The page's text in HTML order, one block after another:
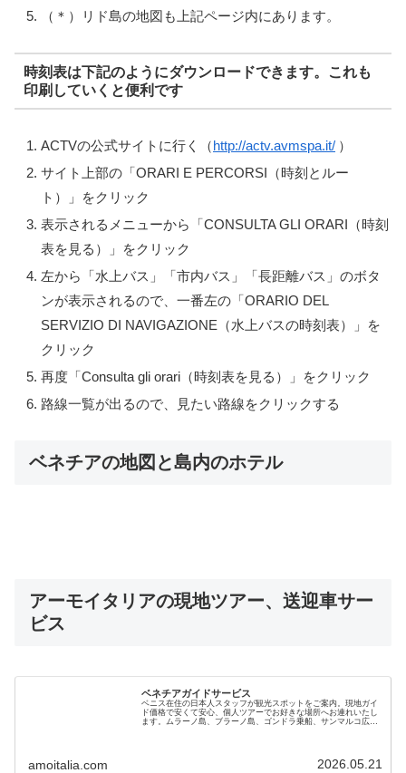
（＊）リド島の地図も上記ページ内にあります。
時刻表は下記のようにダウンロードできます。これも
印刷していくと便利です
ACTVの公式サイトに行く（http://actv.avmspa.it/ ）
サイト上部の「ORARI E PERCORSI（時刻とルー
ト）」をクリック
表示されるメニューから「CONSULTA GLI ORARI（時刻
表を見る）」をクリック
左から「水上バス」「市内バス」「長距離バス」のボタ
ンが表示されるので、一番左の「ORARIO DEL
SERVIZIO DI NAVIGAZIONE（水上バスの時刻表）」を
クリック
再度「Consulta gli orari（時刻表を見る）」をクリック
路線一覧が出るので、見たい路線をクリックする
ベネチアの地図と島内のホテル
アーモイタリアの現地ツアー、送迎車サー
ビス
ベネチアガイドサービス
ベニス在住の日本人スタッフが観光スポットをご案内。現地ガイ
ド価格で安くて安心、個人ツアーでお好きな場所へお連れいたし
ます。ムラーノ島、ブラーノ島、ゴンドラ乗船、サンマルコ広
amoitalia.com 2026.05.21